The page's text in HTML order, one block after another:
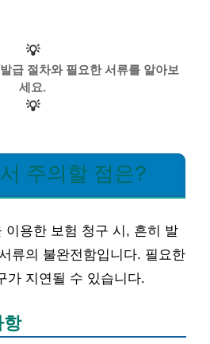
💡
급 절차와 필요한 서류를 알아보
세요.
💡
주의할 점은?
이용한 보험 청구 시, 흔히 발
류의 불완전함입니다. 필요한
가 지연될 수 있습니다.
항